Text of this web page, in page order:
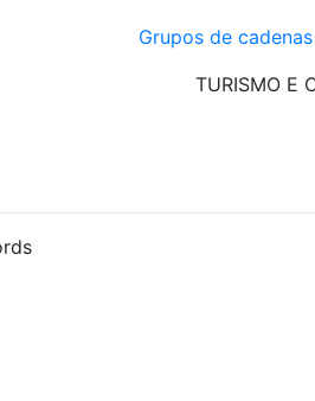
Grupos de
TURISMO E